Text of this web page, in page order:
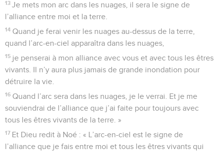
13 Je mets mon arc dans les nuages, il sera le signe de
l’alliance entre moi et la terre.
14 Quand je ferai venir les nuages au-dessus de la terre,
quand l’arc-en-ciel apparaîtra dans les nuages,
15 je penserai à mon alliance avec vous et avec tous les êtres
vivants. Il n’y aura plus jamais de grande inondation pour
détruire la vie.
16 Quand l’arc sera dans les nuages, je le verrai. Et je me
souviendrai de l’alliance que j’ai faite pour toujours avec
tous les êtres vivants de la terre. »
17 Et Dieu redit à Noé : « L’arc-en-ciel est le signe de
l’alliance que je fais entre moi et tous les êtres vivants qui